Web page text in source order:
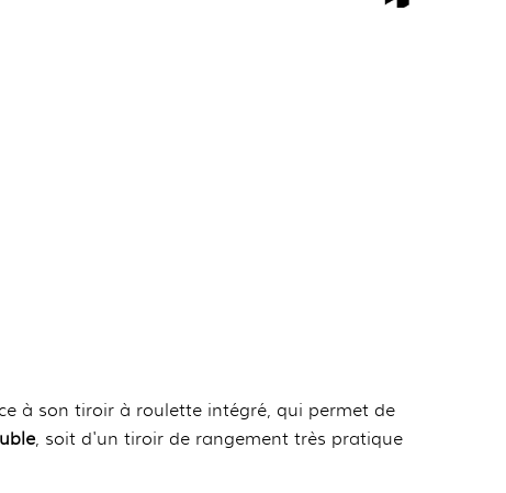
à son tiroir à roulette intégré, qui permet de
, soit d'un tiroir de rangement très pratique